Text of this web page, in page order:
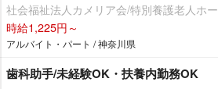
社会福祉法人カメリア会/特別養護老人ホ
時給1,225円～
アルバイト・パート / 神奈川県
歯科助手/未経験OK・扶養内勤務OK